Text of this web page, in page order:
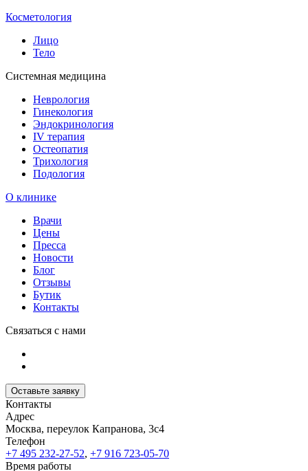
Косметология
Лицо
Тело
Системная медицина
Неврология
Гинекология
Эндокринология
IV терапия
Остеопатия
Трихология
Подология
О клинике
Врачи
Цены
Пресса
Новости
Блог
Отзывы
Бутик
Контакты
Связаться с нами
Оставьте заявку
Контакты
Адрес
Москва, переулок Капранова, 3с4
Телефон
+7 495 232-27-52, +7 916 723-05-70
Время работы